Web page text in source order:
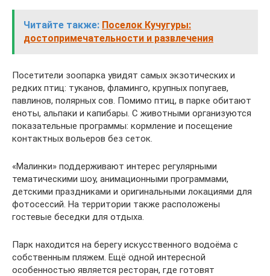
Читайте также: Поселок Кучугуры:
достопримечательности и развлечения
Посетители зоопарка увидят самых экзотических и
редких птиц: туканов, фламинго, крупных попугаев,
павлинов, полярных сов. Помимо птиц, в парке обитают
еноты, альпаки и капибары. С животными организуются
показательные программы: кормление и посещение
контактных вольеров без сеток.
«Малинки» поддерживают интерес регулярными
тематическими шоу, анимационными программами,
детскими праздниками и оригинальными локациями для
фотосессий. На территории также расположены
гостевые беседки для отдыха.
Парк находится на берегу искусственного водоёма с
собственным пляжем. Ещё одной интересной
особенностью является ресторан, где готовят